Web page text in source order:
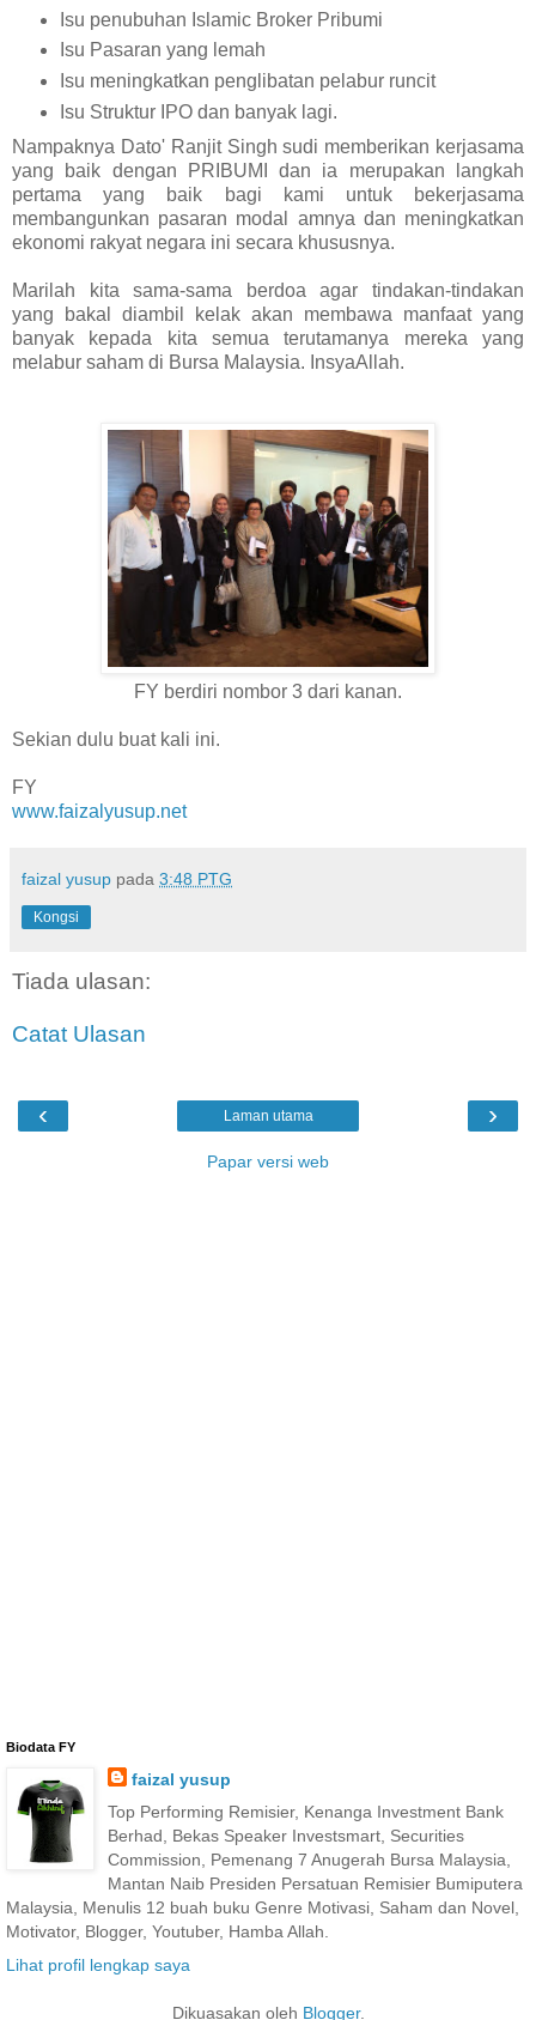
Isu penubuhan Islamic Broker Pribumi
Isu Pasaran yang lemah
Isu meningkatkan penglibatan pelabur runcit
Isu Struktur IPO dan banyak lagi.
Nampaknya Dato' Ranjit Singh sudi memberikan kerjasama
yang baik dengan PRIBUMI dan ia merupakan langkah
pertama yang baik bagi kami untuk bekerjasama
membangunkan pasaran modal amnya dan meningkatkan
ekonomi rakyat negara ini secara khususnya.
Marilah kita sama-sama berdoa agar tindakan-tindakan
yang bakal diambil kelak akan membawa manfaat yang
banyak kepada kita semua terutamanya mereka yang
melabur saham di Bursa Malaysia. InsyaAllah.
FY berdiri nombor 3 dari kanan.
Sekian dulu buat kali ini.
FY
www.faizalyusup.net
faizal yusup pada 3:48 PTG
Kongsi
Tiada ulasan:
Catat Ulasan
‹ ›
Laman utama
Papar versi web
Biodata FY
faizal yusup
Top Performing Remisier, Kenanga Investment Bank
Berhad, Bekas Speaker Investsmart, Securities
Commission, Pemenang 7 Anugerah Bursa Malaysia,
Mantan Naib Presiden Persatuan Remisier Bumiputera
Malaysia, Menulis 12 buah buku Genre Motivasi, Saham dan Novel,
Motivator, Blogger, Youtuber, Hamba Allah.
Lihat profil lengkap saya
Dikuasakan oleh Blogger.